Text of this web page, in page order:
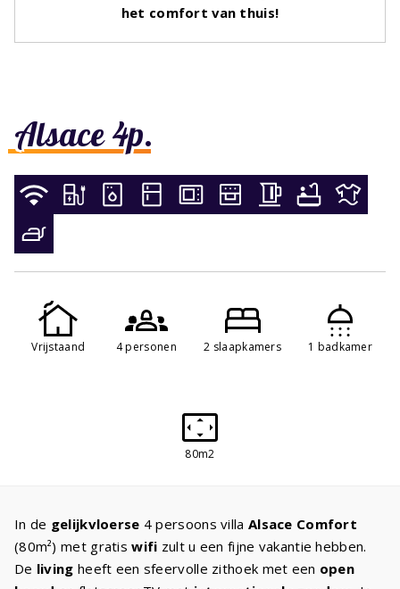
Alsace 4p.
Vrijstaand 4 personen 2 slaapkamers 1 badkamer
80m2
In de gelijkvloerse 4 persoons villa Alsace Comfort
(80m²) met gratiswifi zult u een fijne vakantie hebben.
De living heeft een sfeervolle zithoek met een open
het comfort van thuis!